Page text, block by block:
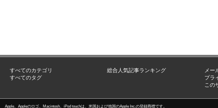
すべてのカテゴリ
すべてのタグ
総合人気記事ランキング
メー
プラ
この
Apple、Appleのロゴ、Macintosh、iPod touchは、米国および他国のApple Inc.の登録商標です。